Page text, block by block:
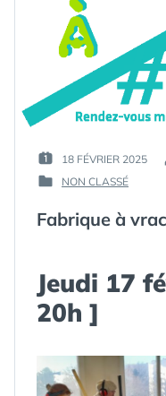
PUBLIÉ
18 FÉVRIER 2025
PUBLIÉ
NON CLASSÉ
Fabrique à
Jeudi 17
20h ]